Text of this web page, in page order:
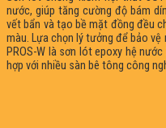
nước, giúp tăng cường độ bám
vết bẩn và tạo bề mặt đồng đều
màu. Lựa chọn lý tưởng để bảo
PROS-W là sơn lót epoxy hệ
hợp với nhiều sàn bê tông công